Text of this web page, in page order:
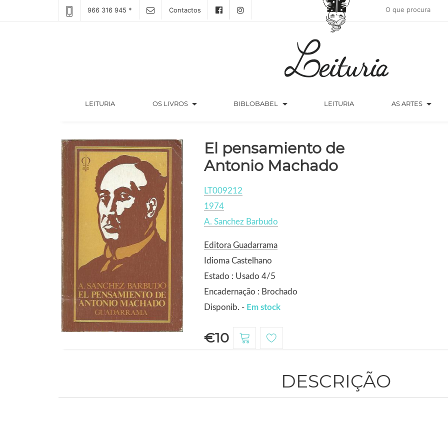
966 316 945 * Contactos
LEITURIA(CURRENT) OS LIVROS arrow_drop_down BIBLOBABEL arrow_drop_down LEITURIA AS ARTES arrow_drop_down
El pensamiento de
Antonio Machado
LT009212
1974
A. Sanchez Barbudo
Editora Guadarrama
Idioma Castelhano
Estado : Usado 4/5
Encadernação : Brochado
Disponib. - Em stock
€10
DESCRIÇÃO